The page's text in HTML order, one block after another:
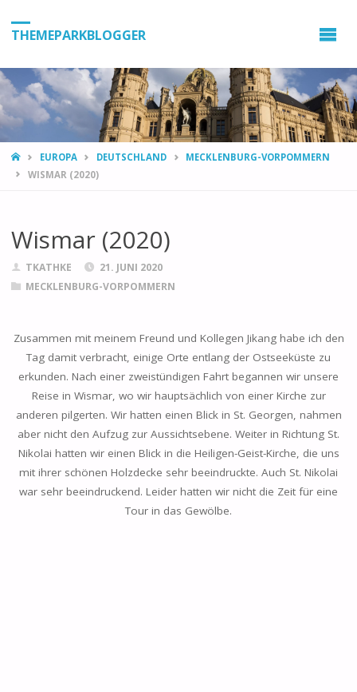
THEMEPARKBLOGGER
HOMEEUROPA DEUTSCHLAND
MECKLENBURG-VORPOMMERN
WISMAR (2020)
Wismar (2020)
TKATHKE
21. JUNI 2020
MECKLENBURG-VORPOMMERN
Zusammen mit meinem Freund und Kollegen Jikang habe ich den
Tag damit verbracht, einige Orte entlang der Ostseeküste zu
erkunden. Nach einer zweistündigen Fahrt begannen wir unsere
Reise in Wismar, wo wir hauptsächlich von einer Kirche zur
anderen pilgerten. Wir hatten einen Blick in St. Georgen, nahmen
aber nicht den Aufzug zur Aussichtsebene. Weiter in Richtung St.
Nikolai hatten wir einen Blick in die Heiligen-Geist-Kirche, die uns
mit ihrer schönen Holzdecke sehr beeindruckte. Auch St. Nikolai
war sehr beeindruckend. Leider hatten wir nicht die Zeit für eine
Tour in das Gewölbe.